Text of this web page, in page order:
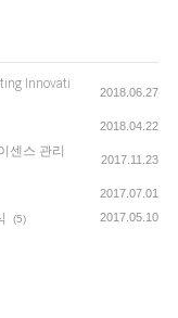
Innovati
2018.06.27
2018.04.22
센스 관리
2017.11.23
2017.07.01
(5) 2017.05.10